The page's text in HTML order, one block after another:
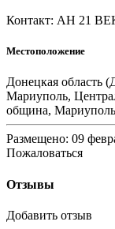
Контакт: АН 21
Местоположение
Донецкая область
Мариуполь,
община,
Размещено: 09
Пожаловаться
Отзывы
Добавить отзыв